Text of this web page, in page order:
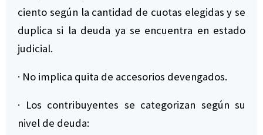
ciento según la cantidad de cuotas elegidas y se
duplica si la deuda ya se encuentra en estado
judicial.
· No implica quita de accesorios devengados.
· Los contribuyentes se categorizan según su
nivel de deuda: